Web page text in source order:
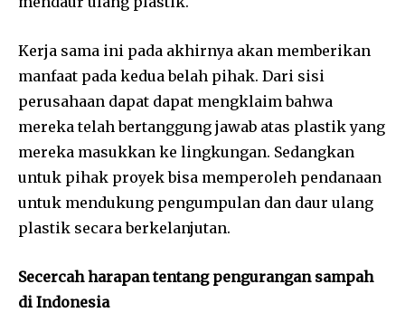
Kerja sama ini pada akhirnya akan memberikan
manfaat pada kedua belah pihak. Dari sisi
perusahaan dapat dapat mengklaim bahwa
mereka telah bertanggung jawab atas plastik yang
mereka masukkan ke lingkungan. Sedangkan
untuk pihak proyek bisa memperoleh pendanaan
untuk mendukung pengumpulan dan daur ulang
plastik secara berkelanjutan.
Secercah harapan tentang pengurangan sampah
di Indonesia